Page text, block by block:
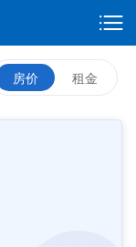
房价 租金